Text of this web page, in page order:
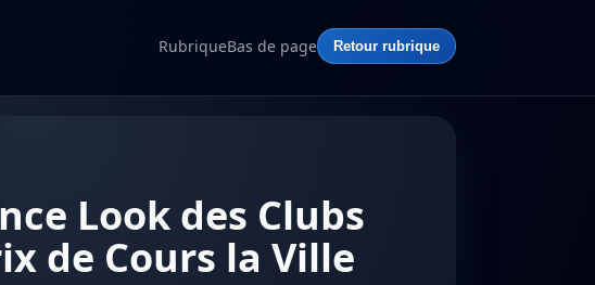
RubriqueBas de page Retour rubrique
Look des Clubs
de Cours la Ville